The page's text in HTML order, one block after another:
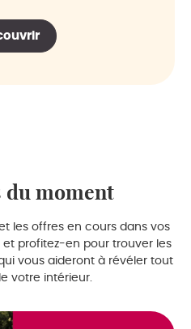
du moment
les offres en cours dans vos
et profitez-en pour trouver les
vous aideront à révéler tout
votre intérieur.